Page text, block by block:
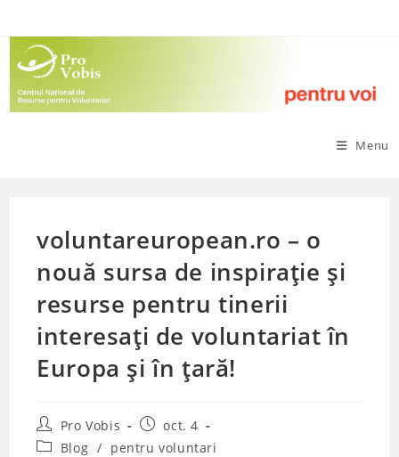
to
content
Menu
voluntareuropean.ro – o
nouă sursa de inspirație și
resurse pentru tinerii
interesați de voluntariat în
Europa și în țară!
Post
author:
Pro Vobis
Post
published:
oct. 4
PostBlog / pentru voluntari